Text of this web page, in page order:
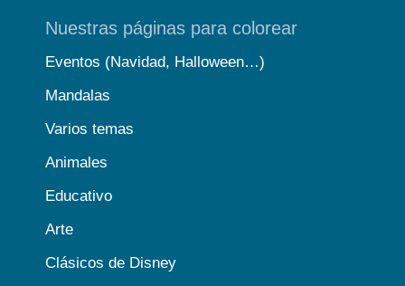
Nuestras páginas para colorear
Eventos (Navidad, Halloween…)
Mandalas
Varios temas
Animales
Educativo
Arte
Clásicos de Disney